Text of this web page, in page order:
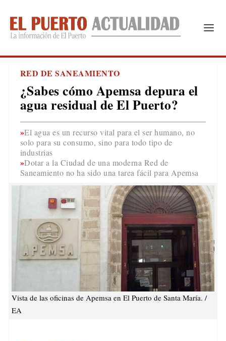
RED DE SANEAMIENTO
¿Sabes cómo Apemsa depura el
agua residual de El Puerto?
El agua es un recurso vital para el ser humano, no
solo para su consumo, sino para todo tipo de
industrias
Dotar a la Ciudad de una moderna Red de
Saneamiento no ha sido una tarea fácil para Apemsa
Vista de las oficinas de Apemsa en El Puerto de Santa María. /
EA